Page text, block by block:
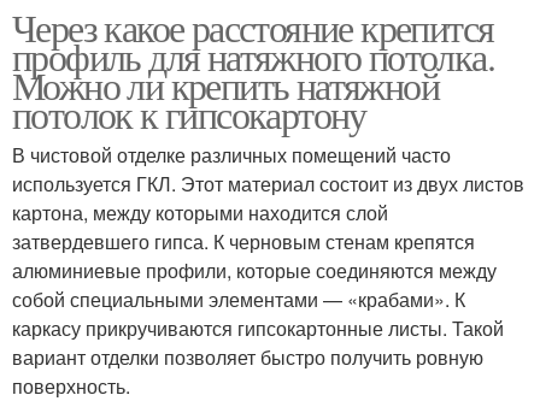
Потолок к потолку
потолка
Максимальное
расстояние
Через какое расстояние крепится
профиль для натяжного потолка.
Можно ли крепить натяжной
потолок к гипсокартону
В чистовой отделке различных помещений часто
используется ГКЛ. Этот материал состоит из двух листов
картона, между которыми находится слой
затвердевшего гипса. К черновым стенам крепятся
алюминиевые профили, которые соединяются между
собой специальными элементами — «крабами». К
каркасу прикручиваются гипсокартонные листы. Такой
вариант отделки позволяет быстро получить ровную
поверхность.